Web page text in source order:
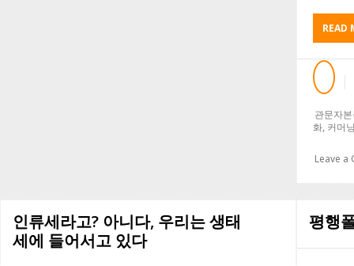
READ
관문자
화, 커머
Leave a
인류세라고? 아니다, 우리는 생태
세에 들어서고 있다
평행